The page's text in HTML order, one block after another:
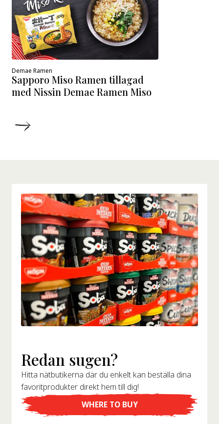
Demae Ramen
Sapporo Miso Ramen tillagad
med Nissin Demae Ramen Miso
Redan sugen?
Hitta nätbutikerna där du enkelt kan beställa dina
favoritprodukter direkt hem till dig!
WHERE TO BUY